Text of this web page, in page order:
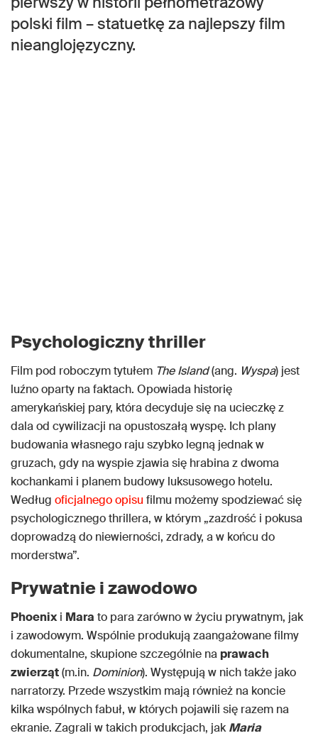
polski film – statuetkę za najlepszy film
nieanglojęzyczny.
Psychologiczny thriller
Film pod roboczym tytułem The Island(ang. Wyspa) jest
luźno oparty na faktach. Opowiada historię
amerykańskiej pary, która decyduje się na ucieczkę z
dala od cywilizacji na opustoszałą wyspę. Ich plany
budowania własnego raju szybko legną jednak w
gruzach, gdy na wyspie zjawia się hrabina z dwoma
kochankami i planem budowy luksusowego hotelu.
Według oficjalnego opisufilmu możemy spodziewać się
psychologicznego thrillera, w którym „zazdrość i pokusa
doprowadzą do niewierności, zdrady, a w końcu do
morderstwa”.
Prywatnie i zawodowo
Phoenixi Mara to para zarówno w życiu prywatnym, jak
i zawodowym. Wspólnie produkują zaangażowane filmy
dokumentalne, skupione szczególnie na prawach
zwierząt(m.in. Dominion). Występują w nich także jako
narratorzy. Przede wszystkim mają również na koncie
kilka wspólnych fabuł, w których pojawili się razem na
ekranie. Zagrali w takich produkcjach, jakMaria